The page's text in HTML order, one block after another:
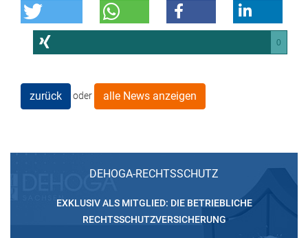
0
zurück oder alle News anzeigen
DEHOGA-RECHTSSCHUTZ
EXKLUSIV ALS MITGLIED: DIE BETRIEBLICHE
RECHTSSCHUTZVERSICHERUNG